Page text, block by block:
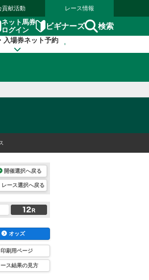
貢献活動 レース情報
ネット馬券
ログイン
ビギナーズ 検索
入場券ネット予約
開催選択へ戻る
レース選択へ戻る
オッズ
印刷用ページ
ース結果の見方